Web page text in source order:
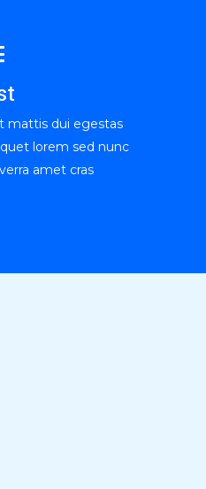
mattis dui egestas
lorem sed nunc
amet cras